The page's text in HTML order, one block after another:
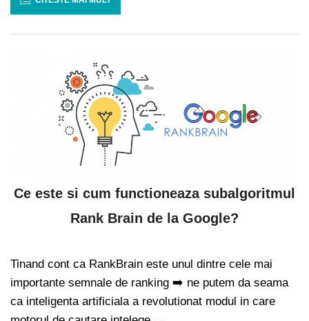
Ce este si cum functioneaza subalgoritmul
Rank Brain de la Google?
Tinand cont ca RankBrain este unul dintre cele mai
importante semnale de ranking ➡️ ne putem da seama
ca inteligenta artificiala a revolutionat modul in care